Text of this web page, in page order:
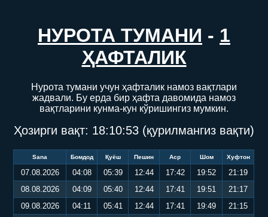
НУРОТА ТУМАНИ - 1
ҲАФТАЛИК
Нурота тумани учун ҳафталик намоз вақтлари
жадвали. Бу ерда бир ҳафта давомида намоз
вақтларини кунма-кун кўришингиз мумкин.
Ҳозирги вақт: 18:10:53 (қурилмангиз вақти)
Sana Бомдод Қуёш Пешин Аср Шом Хуфтон
07.08.2026 04:08 05:39 12:44 17:42 19:52
21:19
08.08.2026
04:09 05:40 12:44 17:41 19:51
21:17
09.08.2026
04:11 05:41 12:44 17:41 19:49
21:15